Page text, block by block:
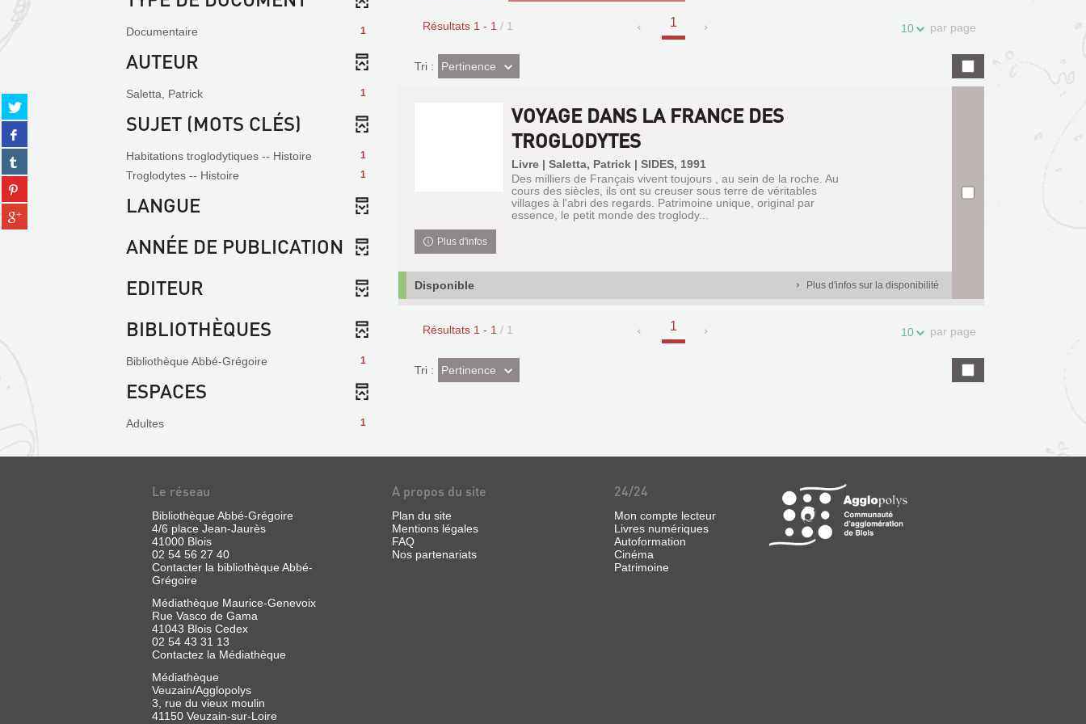
Partager
sur
twitter
(Nouvelle
fenêtre)
Partager
sur
facebook
(Nouvelle
fenêtre)
Partager
sur
tumblr
(Nouvelle
fenêtre)
Partager
sur
pinterest
(Nouvelle
Partager
sur
Résultats 1 - 1 / 1 1 10 par page
Tri :(Effet
imédiat)
Pertinence
VOYAGE DANS LA FRANCE DES
TROGLODYTES
Livre | Saletta, Patrick | SIDES, 1991
Des milliers de Français vivent toujours , au sein de la roche. Au
cours des siècles, ils ont su creuser sous terre de véritables
villages à l'abri des regards. Patrimoine unique, original par
essence, le petit monde des troglody...
Plus d'infos
Disponible Plus d'infos sur la disponibilité
Résultats 1 - 1 / 1 1 10 par page
Tri :(Effet
imédiat)
Pertinence
1
Documentaire
AUTEUR
1
Saletta, Patrick
SUJET (MOTS CLÉS)
1
Habitations troglodytiques -- Histoire
1
Troglodytes -- Histoire
LANGUE
ANNÉE DE PUBLICATION
EDITEUR
BIBLIOTHÈQUES
1
Bibliothèque Abbé-Grégoire
ESPACES
1
Adultes
Le réseau
Bibliothèque Abbé-Grégoire
4/6 place Jean-Jaurès
41000 Blois
02 54 56 27 40
Contacter la bibliothèque Abbé-
Grégoire
Médiathèque Maurice-Genevoix
Rue Vasco de Gama
41043 Blois Cedex
02 54 43 31 13
Contactez la Médiathèque
Médiathèque
Veuzain/Agglopolys
3, rue du vieux moulin
41150 Veuzain-sur-Loire
A propos du site
Plan du site
Mentions légales
FAQ
Nos partenariats
24/24
Mon compte lecteur
Livres numériques
Autoformation
Cinéma
Patrimoine